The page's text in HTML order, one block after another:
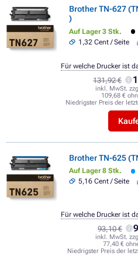
Brother TN-627
)
Auf Lager 3 Stk.
1,32 Cent / Seite
131,92 €
inkl. MwSt.
109,68 €
Niedrigster Preis der
Für welche Drucker ist
Brother TN-625
Auf Lager 8 Stk.
5,16 Cent / Seite
93,10 €
inkl. MwSt.
77,40 €
Niedrigster Preis der
Für welche Drucker ist